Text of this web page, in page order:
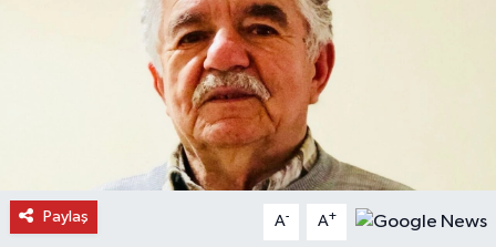
Paylaş A- A+
Doğanyurt Haberleri
Hanönü Haberleri
İhsangazi Haberleri
İnebolu Haberleri